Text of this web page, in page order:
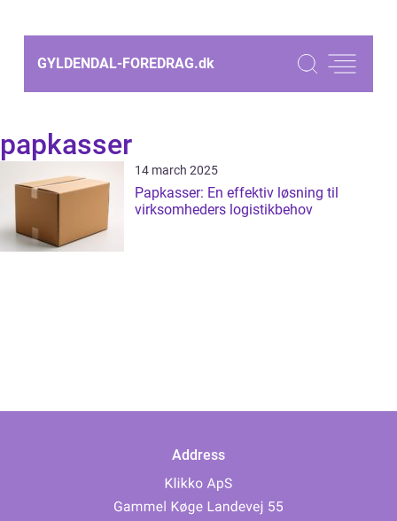
GYLDENDAL-FOREDRAG.dk
papkasser
14 march 2025
Papkasser: En effektiv løsning til
virksomheders logistikbehov
Address